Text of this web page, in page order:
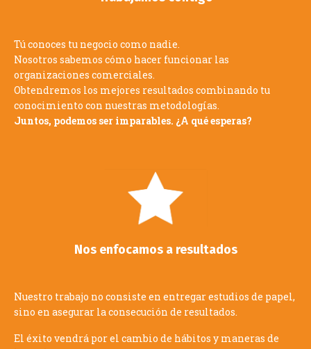
organizaciones comerciales.
Obtendremos los mejores resultados combinando tu
conocimiento con nuestras metodologías.
Juntos, podemos ser imparables. ¿A qué esperas?
Nos enfocamos a resultados
El éxito vendrá por el cambio de hábitos y maneras de
Y para ello hay que estar presentes, participar, guiar, … los